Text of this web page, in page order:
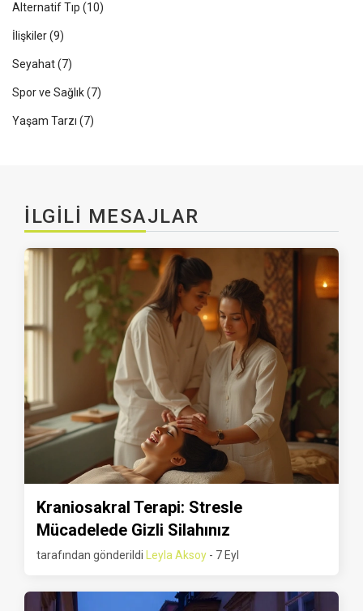
Alternatif Tıp (10)
İlişkiler(9)
Seyahat(7)
Spor ve Sağlık(7)
Yaşam Tarzı (7)
İLGILI MESAJLAR
Kraniosakral Terapi: Stresle
Mücadelede Gizli Silahınız
tarafından gönderildi Leyla Aksoy - 7 Eyl